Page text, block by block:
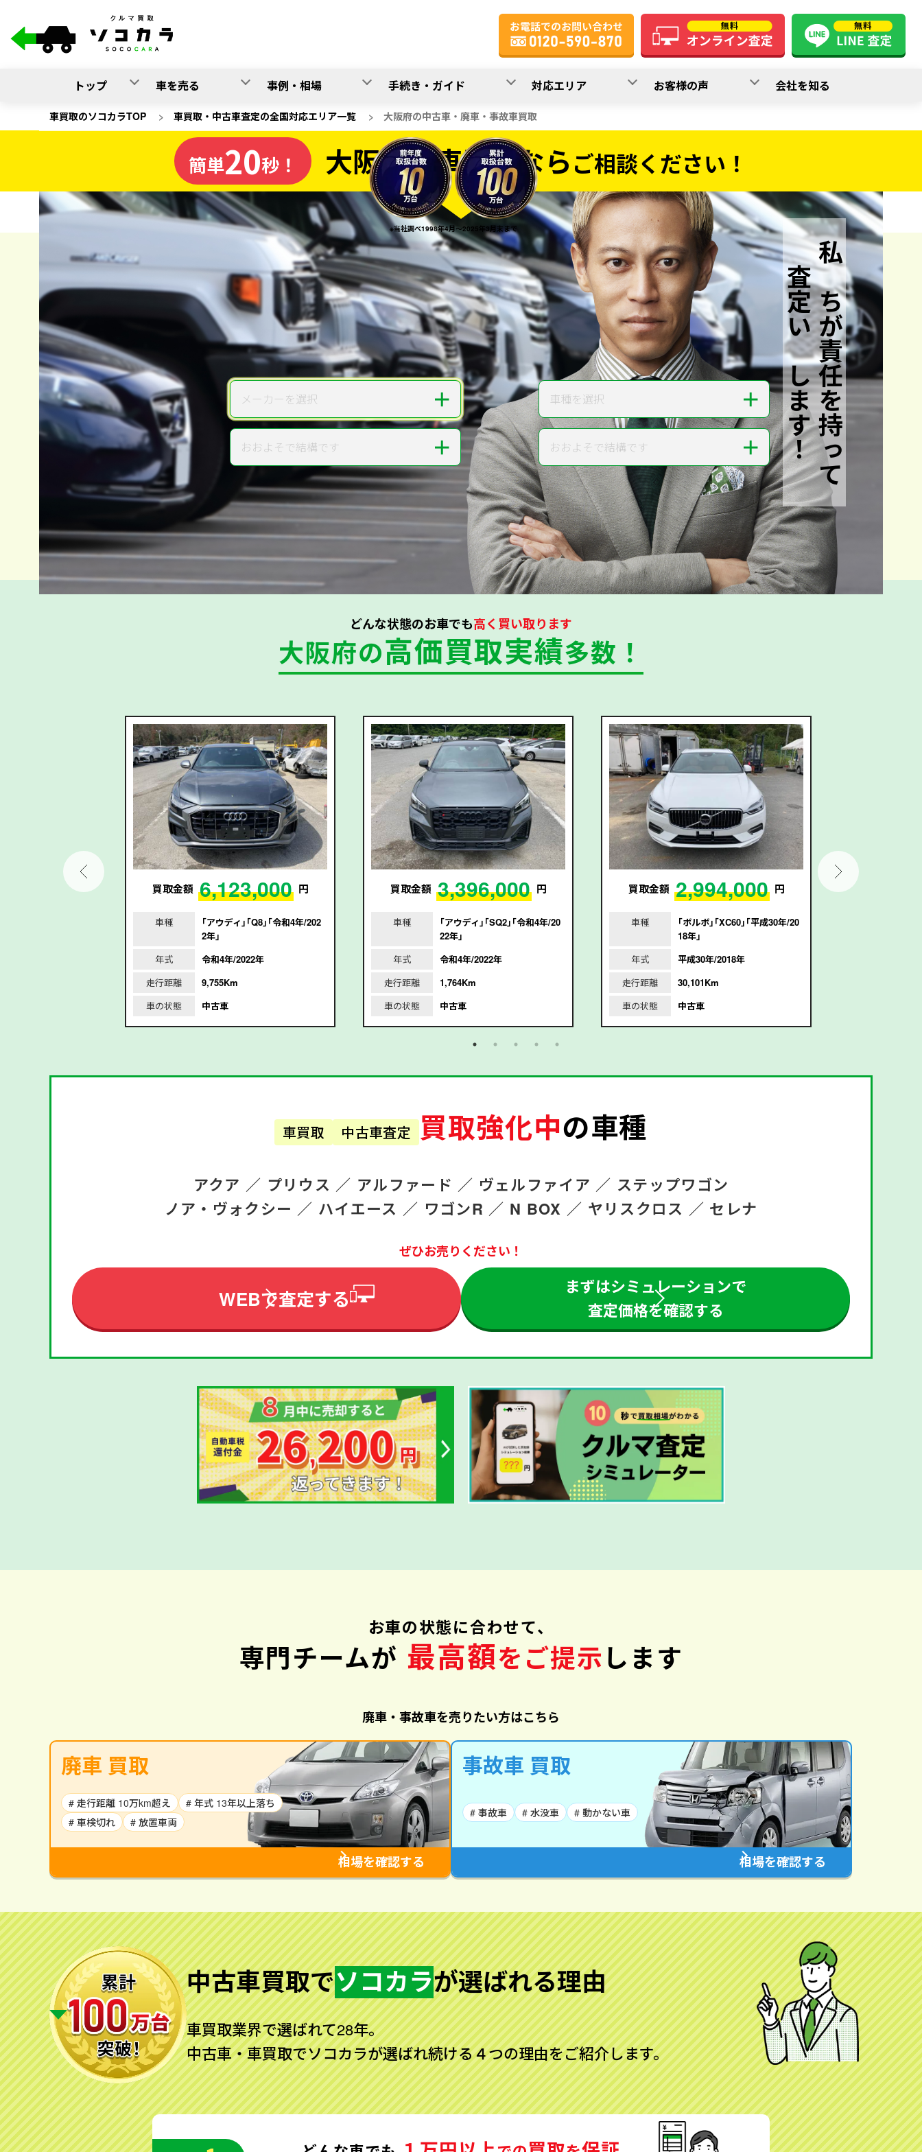
トップ 車を売る 事例・相場 手続き・ガイド 対応エリア お客様の声 会社を知る
車買取のソコカラTOP > 車買取・中古車査定の全国対応エリア一覧 > 大阪府の中古車・廃車・事故車買取
大阪府の車買取なら
ソコカラの
電話か出張か、高い方の査定を提案。
だから高価買取!
※当社調べ1998年4月～2025年3月末まで
私たちが責任を持って
査定いたします！
簡単20秒！ 大阪府の車買取ならご相談ください！
20秒で入力完了！
無料でカンタンWeb査定
ご依頼いただいたお車を丁寧に査定いたします
メーカー メーカーを選択 ＋ 車種 車種を選択 ＋
年式 おおよそで結構です ＋ 走行距離 おおよそで結構です ＋
無料で査定する
どんな状態のお車でも高く買い取ります
大阪府の高価買取実績多数！
円 買取金額 6,123,000 円
車種
｢アウディ｣｢Q8｣｢令和4年/202
2年｣
年式
令和4年/2022年
走行距離
9,755Km
車の状態
中古車
買取金額 3,396,000 円
車種
｢アウディ｣｢SQ2｣｢令和4年/20
22年｣
年式
令和4年/2022年
走行距離
1,764Km
車の状態
中古車
買取金額 2,994,000 円
車種
｢ボルボ｣｢XC60｣｢平成30年/20
18年｣
年式
平成30年/2018年
走行距離
30,101Km
車の状態
中古車
車買取 中古車査定 買取強化中の車種
アクア ／ プリウス ／ アルファード ／ ヴェルファイア ／ ステップワゴン
ノア・ヴォクシー ／ ハイエース ／ ワゴンR ／ N BOX ／ ヤリスクロス ／ セレナ
ぜひお売りください！
WEBで査定する
まずはシミュレーションで
査定価格を確認する
お車の状態に合わせて、
専門チームが 最高額をご提示します
廃車・事故車を売りたい方はこちら
廃車 買取
# 走行距離 10万km超え
# 年式 13年以上落ち
# 車検切れ
# 放置車両
相場を確認する
事故車 買取
# 事故車 # 水没車 # 動かない車
相場を確認する
中古車買取でソコカラが選ばれる理由
車買取業界で選ばれて28年。
中古車・車買取でソコカラが選ばれ続ける４つの理由をご紹介します。